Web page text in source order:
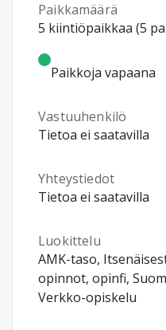
Paikkamäärä
5 kiintiöpaikkaa (5
Paikkoja vapaana
Vastuuhenkilö
Tietoa ei saatavilla
Yhteystiedot
Tietoa ei saatavilla
Luokittelu
AMK-taso,
opinnot, opinfi,
Verkko-opiskelu